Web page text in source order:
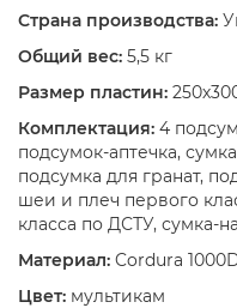
Страна производства:
Общий вес: 5,5 кг
Размер пластин:
Комплектация: 4
подсумок-аптечка,
подсумка для гранат,
шеи и плеч первого
класса по ДСТУ, сумка-
Материал: Cordura
Цвет: мультикам